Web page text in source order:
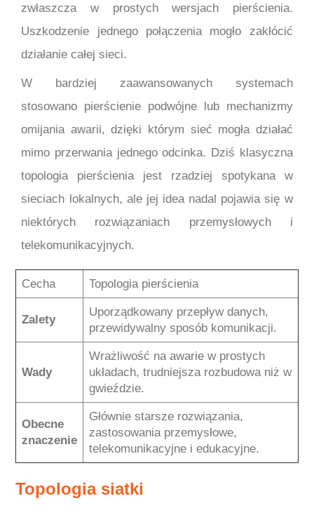
zwłaszcza w prostych wersjach pierścienia.
Uszkodzenie jednego połączenia mogło zakłócić
działanie całej sieci.
W bardziej zaawansowanych systemach
stosowano pierścienie podwójne lub mechanizmy
omijania awarii, dzięki którym sieć mogła działać
mimo przerwania jednego odcinka. Dziś klasyczna
topologia pierścienia jest rzadziej spotykana w
sieciach lokalnych, ale jej idea nadal pojawia się w
niektórych rozwiązaniach przemysłowych i
telekomunikacyjnych.
Cecha Topologia pierścienia
Zalety
Uporządkowany przepływ danych,
przewidywalny sposób komunikacji.
Wady
Wrażliwość na awarie w prostych
układach, trudniejsza rozbudowa niż w
gwieździe.
Obecne
znaczenie
Głównie starsze rozwiązania,
zastosowania przemysłowe,
telekomunikacyjne i edukacyjne.
Topologia siatki